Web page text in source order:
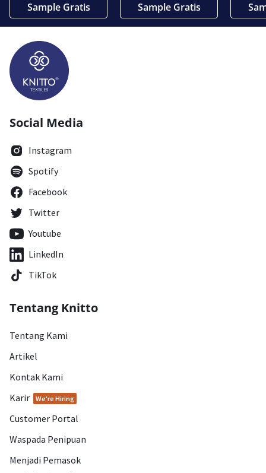
Sample Gratis Sample Gratis
Social Media
Instagram
Spotify
Facebook
Twitter
Youtube
LinkedIn
TikTok
Tentang Knitto
Tentang Kami
Artikel
Kontak Kami
Karir
We're Hiring
Customer Portal
Waspada Penipuan
Menjadi Pemasok